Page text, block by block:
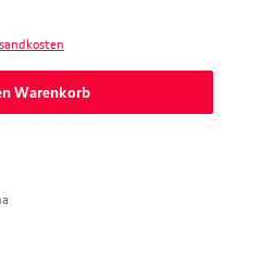
Warenkorb